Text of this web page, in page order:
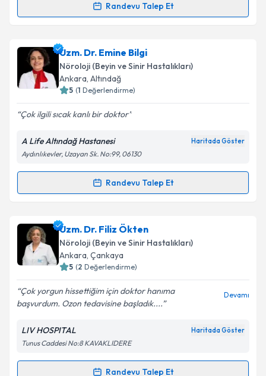
Randevu Talep Et
takvim hazırlandığında e-posta ile bilgilendireceğiz.
E-posta Adresiniz
Metni 'ni okudum ve kişisel verilerimin belirtilen
kapsamda işlenmesini kabul ediyorum.
Takvim Talebini Gönder
Uzm. Dr. Emine Bilgi
Nöroloji (Beyin ve Sinir Hastalıkları)
Ankara, Altındağ
5 (1 Değerlendirme)
Çok ilgili sıcak kanlı bir doktor
A Life Altındağ Hastanesi Haritada Göster
Aydınlıkevler, Uzayan Sk. No:99, 06130
Randevu Talep Et
Randevu Takvimi Talebi
Uzm. Dr. Emine Bilgiiçin randevu takvimi talebi
oluşturun. Size bu uzmandan randevu almanız için bir
takvim hazırlandığında e-posta ile bilgilendireceğiz.
Kişisel verilerimin işlenmesine ilişkin
Aydınlatma
Metni'ni okudum ve kişisel verilerimin belirtilen
kapsamda işlenmesini kabul ediyorum.
Uzm. Dr. Filiz Ökten
Nöroloji (Beyin ve Sinir Hastalıkları)
Ankara, Çankaya
5 (2 Değerlendirme)
Çok yorgun hissettiğim için doktor hanıma
başvurdum. Ozon tedavisine başladık....
Devamı
LIV HOSPITAL Haritada Göster
Tunus Caddesi No:8 KAVAKLIDERE
Randevu Talep Et